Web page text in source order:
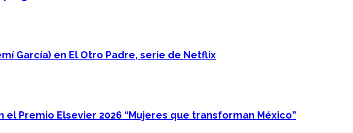
García) en El Otro Padre, serie de Netflix
el Premio Elsevier 2026 “Mujeres que transforman México”